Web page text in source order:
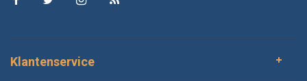
Klantenservice